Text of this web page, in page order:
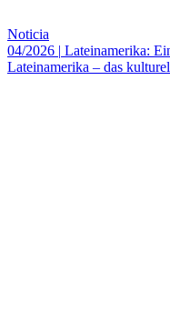
Noticia
04/2026 | Lateinamerika:
Lateinamerika – das